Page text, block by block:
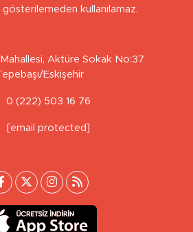
kullanılamaz.
Aktüre Sokak No:37
Eskişehir
0 (222) 503 16 76
[email protected]